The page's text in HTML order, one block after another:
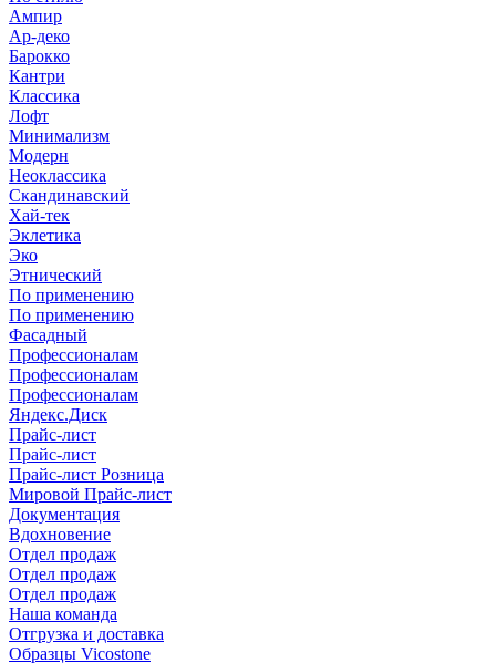
Ампир
Ар-деко
Барокко
Кантри
Классика
Лофт
Минимализм
Модерн
Неоклассика
Скандинавский
Хай-тек
Эклетика
Эко
Этнический
По применению
По применению
Фасадный
Профессионалам
Профессионалам
Профессионалам
Яндекс.Диск
Прайс-лист
Прайс-лист
Прайс-лист Розница
Мировой Прайс-лист
Документация
Вдохновение
Отдел продаж
Отдел продаж
Отдел продаж
Наша команда
Отгрузка и доставка
Образцы Vicostone